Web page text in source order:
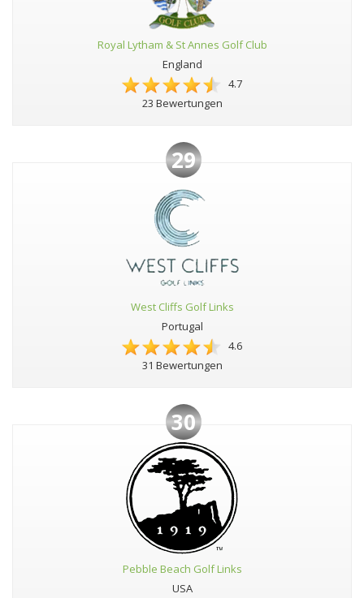
Royal Lytham & St Annes Golf Club
England
4.7
23 Bewertungen
29
West Cliffs Golf Links
Portugal
4.6
31 Bewertungen
30
Pebble Beach Golf Links
USA